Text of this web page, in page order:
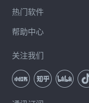
热门软件
帮助中心
关注我们